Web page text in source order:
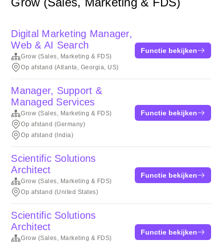
Digital Marketing Manager,
Web & AI Search
Grow (Sales, Marketing & FDS)
Op afstand (Atlanta, Georgia, US)
Functie bekijken
Manager, Support &
Managed Services
Grow (Sales, Marketing & FDS)
Op afstand (Germany)
Op afstand (India)
Functie bekijken
Scientific Solutions
Architect
Grow (Sales, Marketing & FDS)
Op afstand (United States)
Functie bekijken
Scientific Solutions
Architect
Grow (Sales, Marketing & FDS)
Functie bekijken